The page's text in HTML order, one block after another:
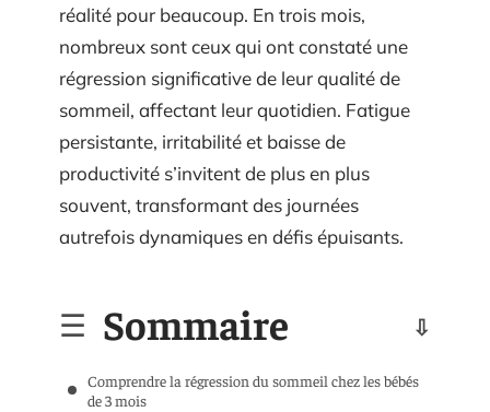
réalité pour beaucoup. En trois mois,
nombreux sont ceux qui ont constaté une
régression significative de leur qualité de
sommeil, affectant leur quotidien. Fatigue
persistante, irritabilité et baisse de
productivité s’invitent de plus en plus
souvent, transformant des journées
autrefois dynamiques en défis épuisants.
Sommaire
Comprendre la régression du sommeil chez les bébés
de 3 mois